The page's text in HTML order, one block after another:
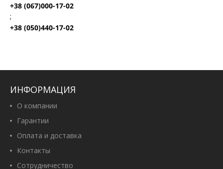
+38 (067)000-17-02
;
+38 (050)440-17-02
ИНФОРМАЦИЯ
О компании
Гарантии
Оплата и доставка
Контакты
Сотрудничество